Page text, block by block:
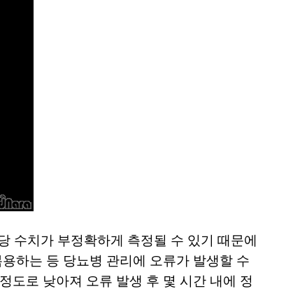
수치가 부정확하게 측정될 수 있기 때문에
하는 등 당뇨병 관리에 오류가 발생할 수
도로 낮아져 오류 발생 후 몇 시간 내에 정